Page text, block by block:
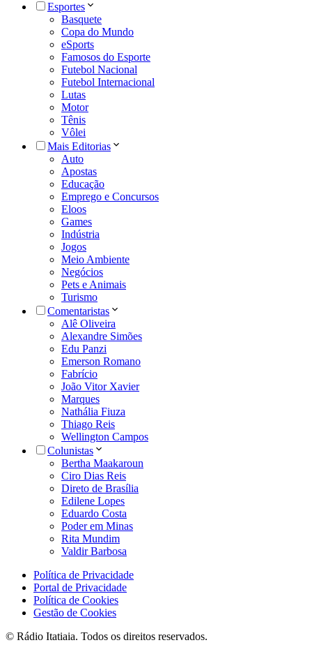
Esportes
Basquete
Copa do Mundo
eSports
Famosos do Esporte
Futebol Nacional
Futebol Internacional
Lutas
Motor
Tênis
Vôlei
Mais Editorias
Auto
Apostas
Educação
Emprego e Concursos
Eloos
Games
Indústria
Jogos
Meio Ambiente
Negócios
Pets e Animais
Turismo
Comentaristas
Alê Oliveira
Alexandre Simões
Edu Panzi
Emerson Romano
Fabrício
João Vitor Xavier
Marques
Nathália Fiuza
Thiago Reis
Wellington Campos
Colunistas
Bertha Maakaroun
Ciro Dias Reis
Direto de Brasília
Edilene Lopes
Eduardo Costa
Poder em Minas
Rita Mundim
Valdir Barbosa
Política de Privacidade
Portal de Privacidade
Política de Cookies
Gestão de Cookies
© Rádio Itatiaia. Todos os direitos reservados.